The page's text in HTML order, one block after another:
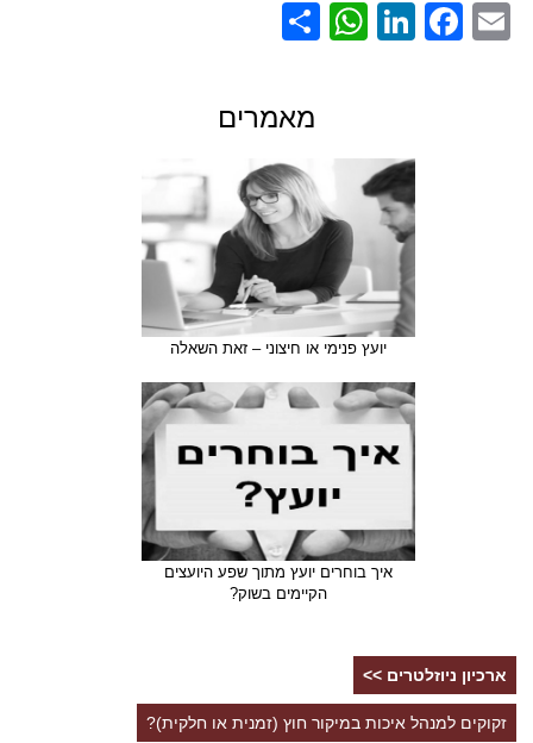
Email
Facebook
LinkedIn
WhatsApp
מאמרים
יועץ פנימי או חיצוני – זאת השאלה
איך בוחרים יועץ מתוך שפע היועצים
הקיימים בשוק?
ארכיון ניוזלטרים >>
זקוקים למנהל איכות במיקור חוץ (זמנית או חלקית)?